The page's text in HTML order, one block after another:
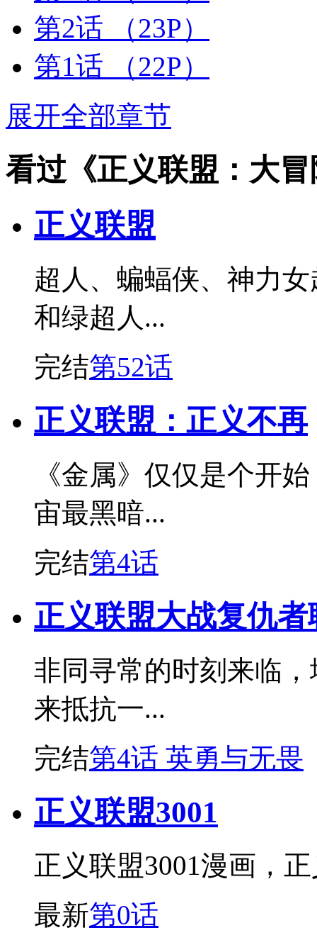
第2话
（23P）
第1话
（22P）
展开全部章节
看过《正义联盟：大
正义联盟
超人、蝙蝠侠、神力
和绿超人...
完结第52话
正义联盟：正义不再
《金属》仅仅是个开
宙最黑暗...
完结第4话
正义联盟大战复仇者
非同寻常的时刻来临
来抵抗一...
完结第4话 英勇与无畏
正义联盟3001
正义联盟3001漫画，
最新第0话